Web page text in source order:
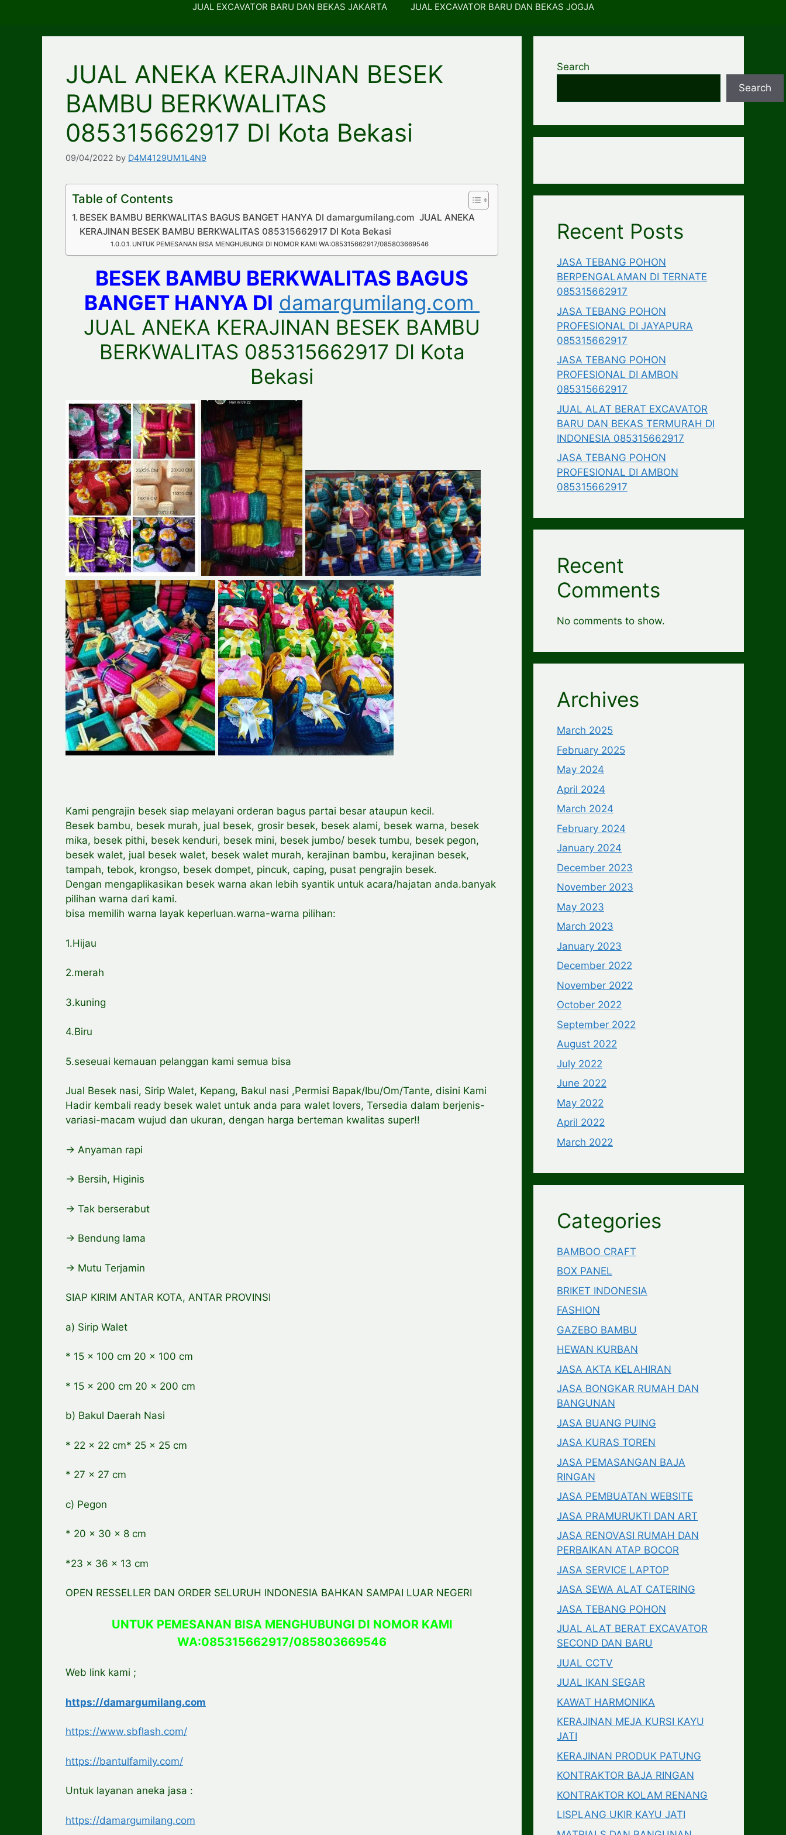
JUAL EXCAVATOR BARU DAN BEKAS JAKARTA JUAL EXCAVATOR BARU DAN BEKAS JOGJA
JUAL ANEKA KERAJINAN BESEK
BAMBU BERKWALITAS
085315662917 DI Kota Bekasi
09/04/2022 by D4M4129UM1L4N9
Table of Contents
BESEK BAMBU BERKWALITAS BAGUS BANGET HANYA DI damargumilang.com JUAL ANEKA
KERAJINAN BESEK BAMBU BERKWALITAS 085315662917 DI Kota Bekasi
UNTUK PEMESANAN BISA MENGHUBUNGI DI NOMOR KAMI WA:085315662917/085803669546
BESEK BAMBU BERKWALITAS BAGUS
BANGET HANYA DI damargumilang.com
JUAL ANEKA KERAJINAN BESEK BAMBU
BERKWALITAS 085315662917 DI Kota
Bekasi
Kami pengrajin besek siap melayani orderan bagus partai besar ataupun kecil.
Besek bambu, besek murah, jual besek, grosir besek, besek alami, besek warna, besek
mika, besek pithi, besek kenduri, besek mini, besek jumbo/ besek tumbu, besek pegon,
besek walet, jual besek walet, besek walet murah, kerajinan bambu, kerajinan besek,
tampah, tebok, krongso, besek dompet, pincuk, caping, pusat pengrajin besek.
Dengan mengaplikasikan besek warna akan lebih syantik untuk acara/hajatan anda.banyak
pilihan warna dari kami.
bisa memilih warna layak keperluan.warna-warna pilihan:
1.Hijau
2.merah
3.kuning
4.Biru
5.seseuai kemauan pelanggan kami semua bisa
Jual Besek nasi, Sirip Walet, Kepang, Bakul nasi ,Permisi Bapak/Ibu/Om/Tante, disini Kami
Hadir kembali ready besek walet untuk anda para walet lovers, Tersedia dalam berjenis-
variasi-macam wujud dan ukuran, dengan harga berteman kwalitas super!!
-> Anyaman rapi
-> Bersih, Higinis
-> Tak berserabut
-> Bendung lama
-> Mutu Terjamin
SIAP KIRIM ANTAR KOTA, ANTAR PROVINSI
a) Sirip Walet
* 15 x 100 cm 20 x 100 cm
* 15 x 200 cm 20 x 200 cm
b) Bakul Daerah Nasi
* 22 x 22 cm* 25 x 25 cm
* 27 x 27 cm
c) Pegon
* 20 x 30 x 8 cm
*23 x 36 x 13 cm
OPEN RESSELLER DAN ORDER SELURUH INDONESIA BAHKAN SAMPAI LUAR NEGERI
UNTUK PEMESANAN BISA MENGHUBUNGI DI NOMOR KAMI
WA:085315662917/085803669546
Web link kami ;
https://damargumilang.com
https://www.sbflash.com/
https://bantulfamily.com/
Untuk layanan aneka jasa :
https://damargumilang.com
Search
Search
Recent Posts
JASA TEBANG POHON
BERPENGALAMAN DI TERNATE
085315662917
JASA TEBANG POHON
PROFESIONAL DI JAYAPURA
085315662917
JASA TEBANG POHON
PROFESIONAL DI AMBON
085315662917
JUAL ALAT BERAT EXCAVATOR
BARU DAN BEKAS TERMURAH DI
INDONESIA 085315662917
JASA TEBANG POHON
PROFESIONAL DI AMBON
085315662917
Recent
Comments
No comments to show.
Archives
March 2025
February 2025
May 2024
April 2024
March 2024
February 2024
January 2024
December 2023
November 2023
May 2023
March 2023
January 2023
December 2022
November 2022
October 2022
September 2022
August 2022
July 2022
June 2022
May 2022
April 2022
March 2022
Categories
BAMBOO CRAFT
BOX PANEL
BRIKET INDONESIA
FASHION
GAZEBO BAMBU
HEWAN KURBAN
JASA AKTA KELAHIRAN
JASA BONGKAR RUMAH DAN
BANGUNAN
JASA BUANG PUING
JASA KURAS TOREN
JASA PEMASANGAN BAJA
RINGAN
JASA PEMBUATAN WEBSITE
JASA PRAMURUKTI DAN ART
JASA RENOVASI RUMAH DAN
PERBAIKAN ATAP BOCOR
JASA SERVICE LAPTOP
JASA SEWA ALAT CATERING
JASA TEBANG POHON
JUAL ALAT BERAT EXCAVATOR
SECOND DAN BARU
JUAL CCTV
JUAL IKAN SEGAR
KAWAT HARMONIKA
KERAJINAN MEJA KURSI KAYU
JATI
KERAJINAN PRODUK PATUNG
KONTRAKTOR BAJA RINGAN
KONTRAKTOR KOLAM RENANG
LISPLANG UKIR KAYU JATI